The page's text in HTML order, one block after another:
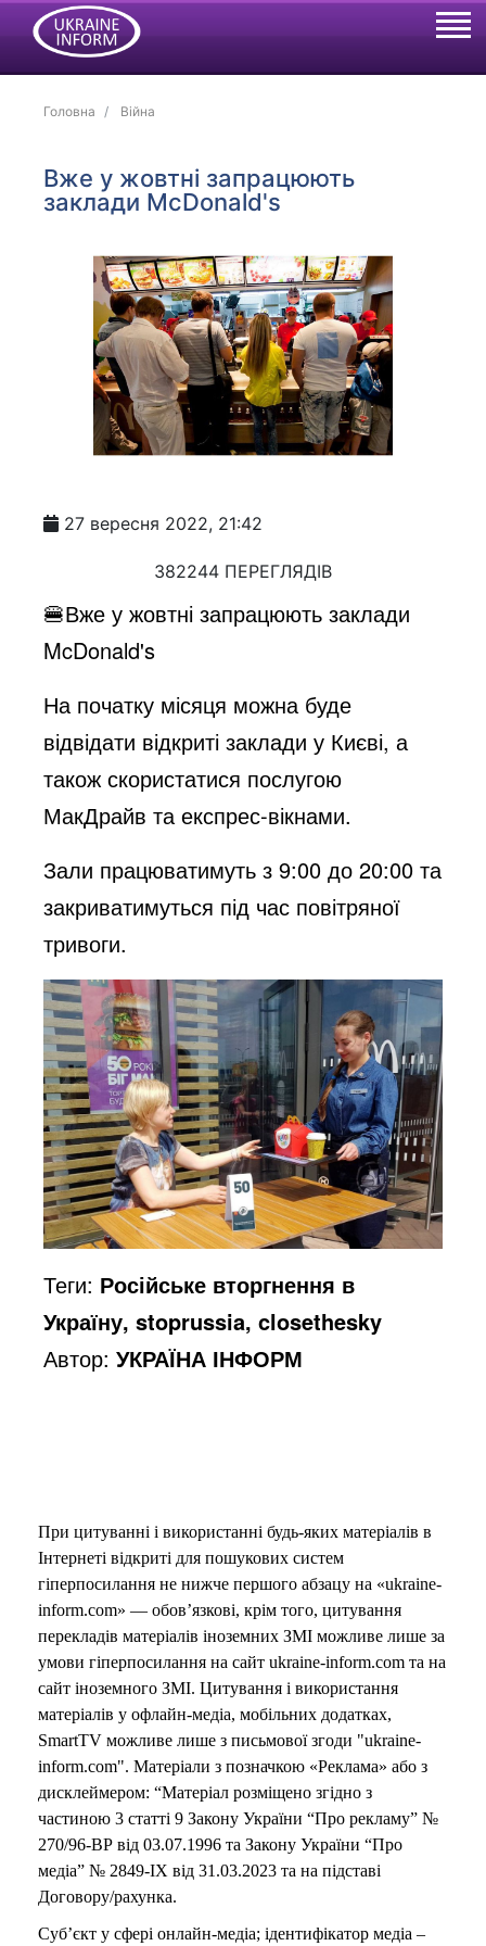
Головна Війна
Вже у жовтні запрацюють
заклади McDonald's
27 вересня 2022, 21:42
382244 ПЕРЕГЛЯДІВ
🍔Вже у жовтні запрацюють заклади
McDonald's
На початку місяця можна буде
відвідати відкриті заклади у Києві, а
також скористатися послугою
МакДрайв та експрес-вікнами.
Зали працюватимуть з 9:00 до 20:00 та
закриватимуться під час повітряної
тривоги.
Теги: Російське вторгнення в
Україну, stoprussia, closethesky
Автор:УКРАЇНА ІНФОРМ
При цитуванні і використанні будь-яких матеріалів в
Інтернеті відкриті для пошукових систем
гіперпосилання не нижче першого абзацу на «ukraine-
inform.com» — обов’язкові, крім того, цитування
перекладів матеріалів іноземних ЗМІ можливе лише за
умови гіперпосилання на сайт ukraine-inform.com та на
сайт іноземного ЗМІ. Цитування і використання
матеріалів у офлайн-медіа, мобільних додатках,
SmartTV можливе лише з письмової згоди "ukraine-
inform.com". Матеріали з позначкою «Реклама» або з
дисклеймером: “Матеріал розміщено згідно з
частиною 3 статті 9 Закону України “Про рекламу” №
270/96-ВР від 03.07.1996 та Закону України “Про
медіа” № 2849-IX від 31.03.2023 та на підставі
Договору/рахунка.
Суб’єкт у сфері онлайн-медіа; ідентифікатор медіа –